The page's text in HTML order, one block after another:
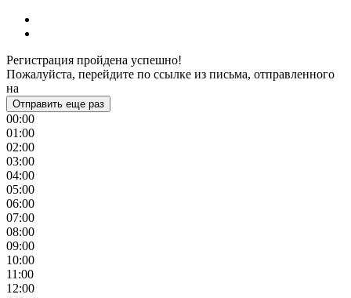
Регистрация пройдена успешно!
Пожалуйста, перейдите по ссылке из письма, отправленного
на
Отправить еще раз
00:00
01:00
02:00
03:00
04:00
05:00
06:00
07:00
08:00
09:00
10:00
11:00
12:00